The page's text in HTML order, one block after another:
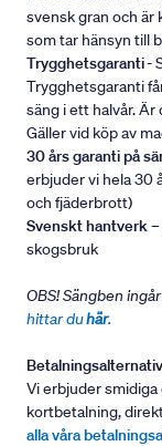
svensk gran och
som tar hänsyn till
Trygghetsgaranti-
Trygghetsgaranti
säng i ett halvår.
Gäller vid köp av
30 års garanti på
erbjuder vi hela 30
och fjäderbrott)
Svenskt hantverk
skogsbruk
OBS! Sängben
hittar duhär.
Betalningsalternativ
Vi erbjuder
kortbetalning,
alla våra